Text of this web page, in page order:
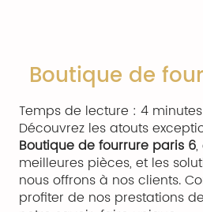
Boutique de
Temps de lecture : 4 minutes
Découvrez les atouts
Boutique de fourrure paris 6
meilleures pièces, et les
nous offrons à nos clients.
profiter de nos prestations